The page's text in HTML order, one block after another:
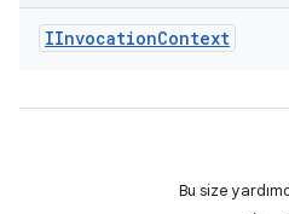
IInvocationContext
Bu size